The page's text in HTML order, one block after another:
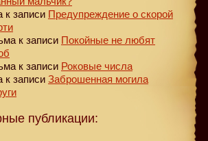
к записи Предупреждение о скорой
к записи Покойные не любят
к записи Роковые числа
к записи Заброшенная могила
публикации: